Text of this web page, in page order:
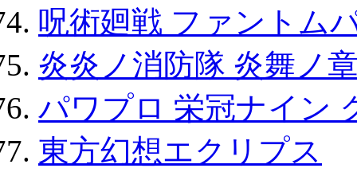
呪術廻戦 ファントム
炎炎ノ消防隊 炎舞ノ
パワプロ 栄冠ナイン
東方幻想エクリプス